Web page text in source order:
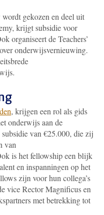
gekozen en deel uit
krijgt subsidie voor
organiseert de Teachers’
onderwijsvernieuwing.
, krijgen een rol als gids
onderwijs aan de
van €25.000, die zij
van
is het fellowship een blijk
en inspanningen op het
zijn voor hun collega’s
vice Rector Magnificus en
met betrekking tot